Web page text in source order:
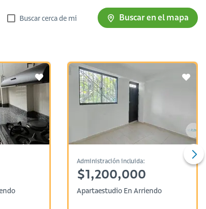
Buscar cerca de mi Buscar en el mapa
Administración incluida:
$1,200,000
Apartaestudio En Arriendo